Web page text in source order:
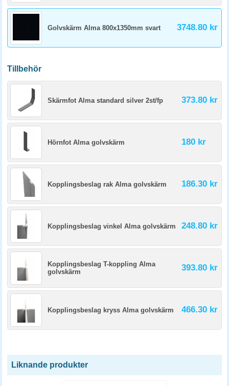
Golvskärm Alma 800x1350mm svart 3748.80 kr
Tillbehör
Skärmfot Alma standard silver 2st/fp 373.80 kr
Hörnfot Alma golvskärm 180 kr
Kopplingsbeslag rak Alma golvskärm 186.30 kr
Kopplingsbeslag vinkel Alma golvskärm 248.80 kr
Kopplingsbeslag T-koppling Alma
golvskärm
393.80 kr
Kopplingsbeslag kryss Alma golvskärm 466.30 kr
Liknande produkter